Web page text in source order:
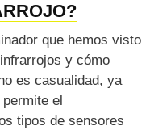
que hemos visto
y cómo
es casualidad, ya
el
tipos de sensores